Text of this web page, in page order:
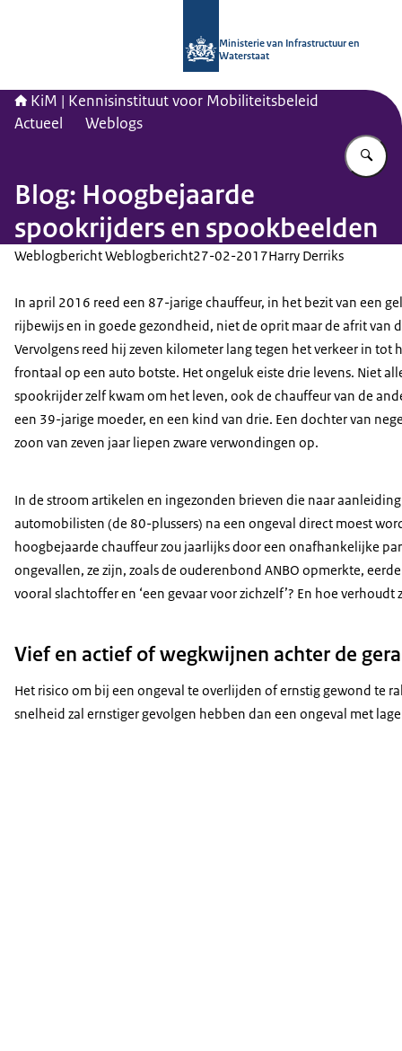
Ministerie van Infrastructuur en
Waterstaat
KiM | Kennisinstituut voor Mobiliteitsbeleid
Actueel
Weblogs
Blog: Hoogbejaarde
spookrijders en spookbeelden
Weblogbericht Weblogbericht27-02-2017Harry Derriks
In april 2016 reed een 87-jarige chauffeur, in het bezit van een
rijbewijs en in goede gezondheid, niet de oprit maar de afrit van
Vervolgens reed hij zeven kilometer lang tegen het verkeer in tot
frontaal op een auto botste. Het ongeluk eiste drie levens. Niet
spookrijder zelf kwam om het leven, ook de chauffeur van de
een 39-jarige moeder, en een kind van drie. Een dochter van
zoon van zeven jaar liepen zware verwondingen op.
In de stroom artikelen en ingezonden brieven die naar
automobilisten (de 80-plussers) na een ongeval direct moest
hoogbejaarde chauffeur zou jaarlijks door een onafhankelijke
ongevallen, ze zijn, zoals de ouderenbond ANBO opmerkte,
vooral slachtoffer en ‘een gevaar voor zichzelf’? En hoe
Vief en actief of wegkwijnen achter de
Het risico om bij een ongeval te overlijden of ernstig gewond te
snelheid zal ernstiger gevolgen hebben dan een ongeval met